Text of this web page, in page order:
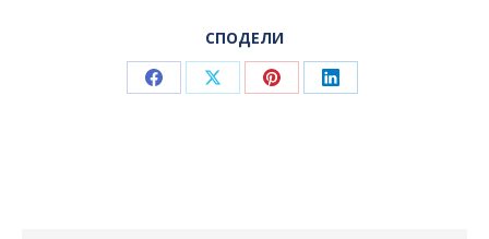
СПОДЕЛИ
Share Share Share Share